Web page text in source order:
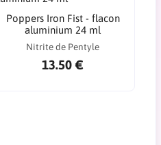
Poppers Iron Fist - flacon
aluminium 24 ml
Nitrite de Pentyle
13.50 €